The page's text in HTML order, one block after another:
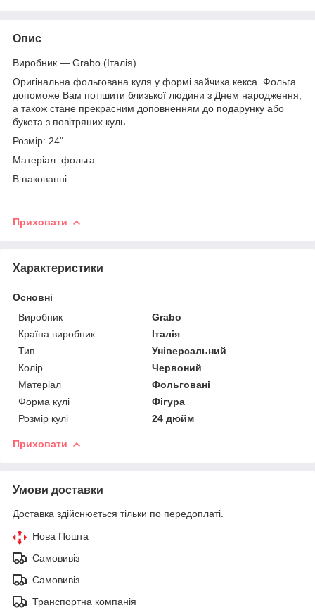
Опис
Виробник — Grabo (Італія).
Оригінальна фольгована куля у формі зайчика кекса. Фольга
допоможе Вам потішити близької людини з Днем народження,
а також стане прекрасним доповненням до подарунку або
букета з повітряних куль.
Розмір: 24"
Матеріал: фольга
В пакованні
Приховати
Характеристики
Основні
Виробник
Grabo
Країна виробник
Італія
Тип
Універсальний
Колір
Червоний
Матеріал
Фольговані
Форма кулі
Фігура
Розмір кулі
24 дюйм
Приховати
Умови доставки
Доставка здійснюється тільки по передоплаті.
Нова Пошта
Самовивіз
Самовивіз
Транспортна компанія